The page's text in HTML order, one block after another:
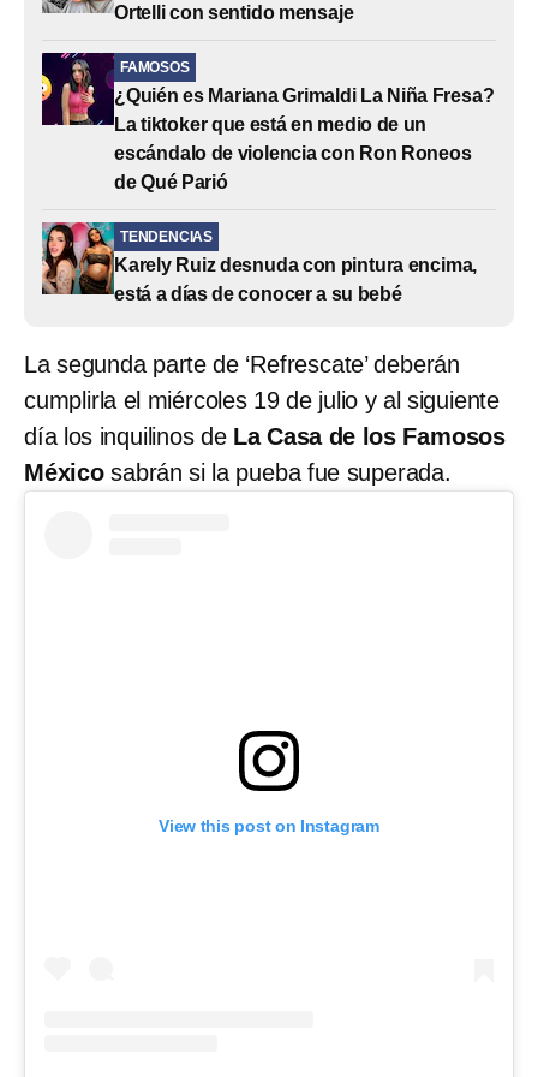
Ortelli con sentido mensaje
FAMOSOS
¿Quién es Mariana Grimaldi La Niña Fresa?
La tiktoker que está en medio de un
escándalo de violencia con Ron Roneos
de Qué Parió
TENDENCIAS
Karely Ruiz desnuda con pintura encima,
está a días de conocer a su bebé
La segunda parte de ‘Refrescate’ deberán
cumplirla el miércoles 19 de julio y al siguiente
día los inquilinos de La Casa de los Famosos
Méxicosabrán si la pueba fue superada.
View this post on Instagram